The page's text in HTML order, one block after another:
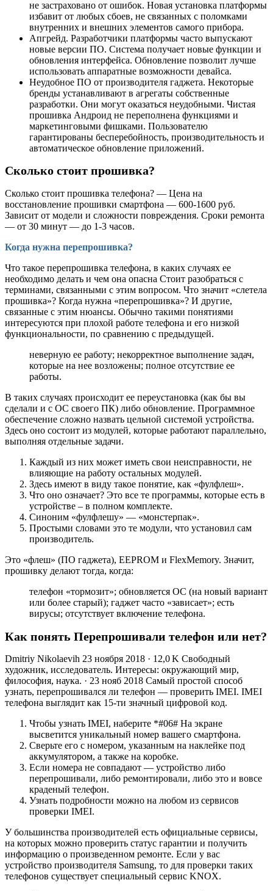
не застраховано от ошибок. Новая установка платформы
избавит от любых сбоев, не связанных с поломками
внутренних и внешних элементов самого прибора.
Апгрейд. Разработчики платформы часто выпускают
новые версии ПО. Система получает новые функции и
обновления интерфейса. Обновление позволит лучше
использовать аппаратные возможности девайса.
Неудобное ПО от производителя гаджета. Некоторые
бренды устанавливают в агрегаты собственные
разработки. Они могут оказаться неудобными. Чистая
прошивка Андроид не переполнена функциями и
маркетинговыми фишками. Пользователю
гарантированы бесперебойность, производительность и
автоматическое обновление приложений.
Сколько стоит прошивка?
Сколько стоит прошивка телефона? — Цена на
восстановление прошивки смартфона — 600-1600 руб.
Зависит от модели и сложности повреждения. Сроки ремонта
— от 30 минут — до 1-3 часов.
Когда нужна перепрошивка?
Что такое перепрошивка телефона, в каких случаях ее
необходимо делать и чем она опасна Стоит разобраться с
терминами, связанными с этим вопросом. Что значит «слетела
прошивка»? Когда нужна «перепрошивка»? И другие,
связанные с этим нюансы. Обычно такими понятиями
интересуются при плохой работе телефона и его низкой
функциональности, по сравнению с предыдущей.
неверную ее работу; некорректное выполнение задач,
которые на нее возложены; полное отсутствие ее
работы.
В таких случаях происходит ее переустановка (как бы вы
сделали и с ОС своего ПК) либо обновление. Программное
обеспечение сложно назвать цельной системой устройства.
Здесь оно состоит из модулей, которые работают параллельно,
выполняя отдельные задачи.
Каждый из них может иметь свои неисправности, не
влияющие на работу остальных модулей.
Здесь имеют в виду такое понятие, как «фулфлеш».
Что оно означает? Это все те программы, которые есть в
устройстве – в полном комплекте.
Синоним «фулфлешу» — «монстерпак».
Простыми словами это те модули, что установил сам
производитель.
Это «флеш» (ПО гаджета), EEPROM и FlexMemory. Значит,
прошивку делают тогда, когда:
телефон «тормозит»; обновляется ОС (на новый вариант
или более старый); гаджет часто «зависает»; есть
вирусы; отсутствует включение телефона.
Как понять Перепрошивали телефон или нет?
Dmitriy Nikolaevih 23 ноября 2018 · 12,0 K Свободный
художник, исследователь. Интересы: окружающий мир,
философия, наука. · 23 нояб 2018 Самый простой способ
узнать, перепрошивался ли телефон — проверить IMEI. IMEI
телефона выглядит как 15-ти значный цифровой код.
Чтобы узнать IMEI, наберите *#06# На экране
высветится уникальный номер вашего смартфона.
Сверьте его с номером, указанным на наклейке под
аккумулятором, а также на коробке.
Если номера не совпадают — устройство либо
перепрошивали, либо ремонтировали, либо это и вовсе
краденый телефон.
Узнать подробности можно на любом из сервисов
проверки IMEI.
У большинства производителей есть официальные сервисы,
на которых можно проверить статус гарантии и получить
информацию о произведенном ремонте. Если у вас
устройство производителя Samsung, то для проверки таких
телефонов существует специальный сервис KNOX.